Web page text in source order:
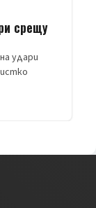
и
срещу
удари